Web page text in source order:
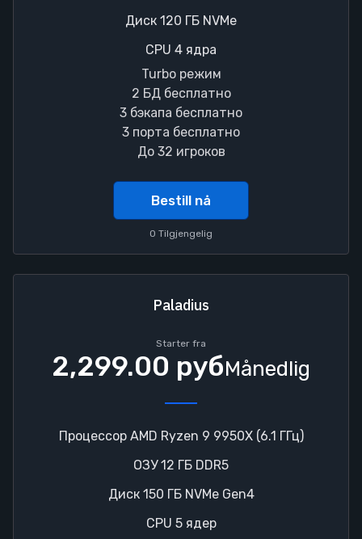
Диск 120 ГБ NVMe
CPU 4 ядра
Turbo режим
2 БД бесплатно
3 бэкапа бесплатно
3 порта бесплатно
До 32 игроков
Bestill nå
0 Tilgjengelig
Paladius
Starter fra
2,299.00 рубMånedlig
Процессор AMD Ryzen 9 9950X (6.1 ГГц)
ОЗУ 12 ГБ DDR5
Диск 150 ГБ NVMe Gen4
CPU 5 ядер